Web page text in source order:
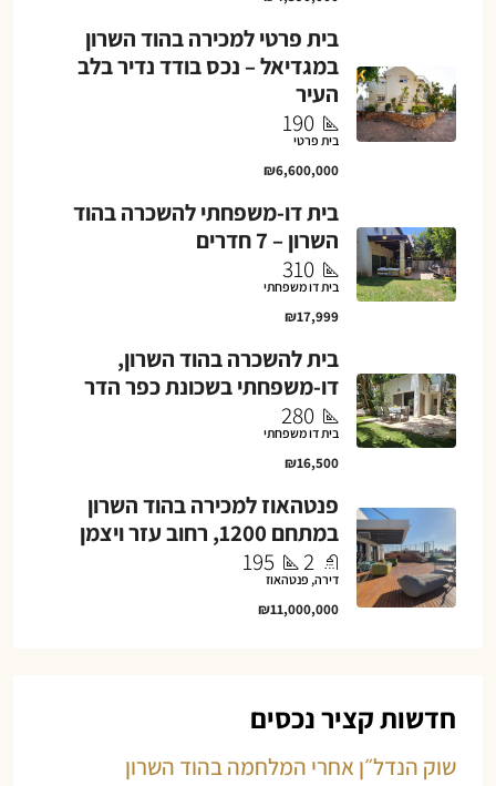
בית פרטי למכירה בהוד השרון
במגדיאל – נכס בודד נדיר בלב
העיר
190
בית פרטי
₪6,600,000
בית דו-משפחתי להשכרה בהוד
השרון – 7 חדרים
310
בית דו משפחתי
₪17,999
בית להשכרה בהוד השרון,
דו-משפחתי בשכונת כפר הדר
280
בית דו משפחתי
₪16,500
פנטהאוז למכירה בהוד השרון
במתחם 1200, רחוב עזר ויצמן
2
195
דירה, פנטהאוז
₪11,000,000
חדשות קציר נכסים
שוק הנדל״ן אחרי המלחמה בהוד השרון